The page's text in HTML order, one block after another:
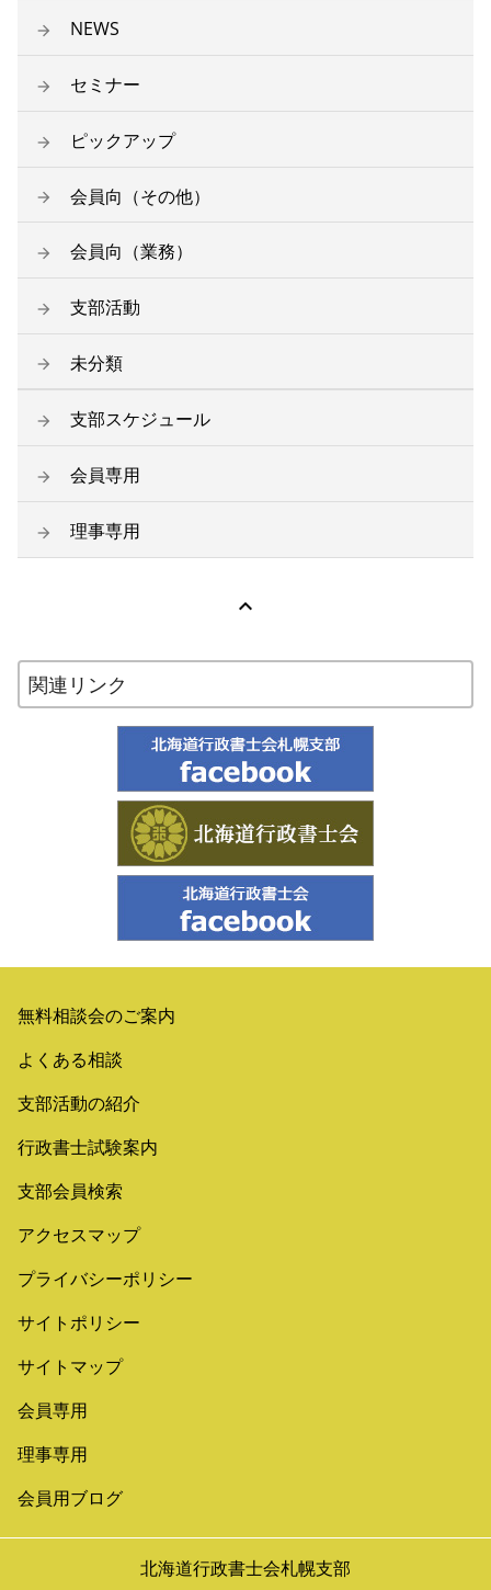
NEWS
セミナー
ピックアップ
会員向（その他）
会員向（業務）
支部活動
未分類
支部スケジュール
会員専用
理事専用

関連リンク
無料相談会のご案内
よくある相談
支部活動の紹介
行政書士試験案内
支部会員検索
アクセスマップ
プライバシーポリシー
サイトポリシー
サイトマップ
会員専用
理事専用
会員用ブログ
北海道行政書士会札幌支部